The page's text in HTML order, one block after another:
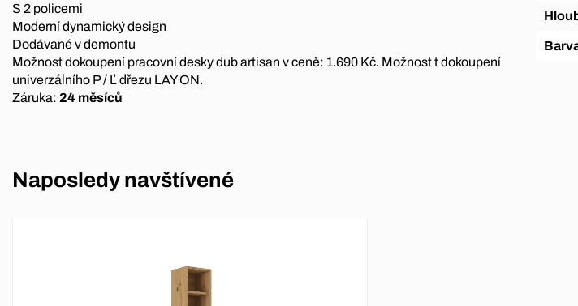
S 2 policemi
Moderní dynamický design
Dodávané v demontu
Možnost dokoupení pracovní desky dub artisan v ceně: 1.690 Kč. Možnost t dokoupení
univerzálního P / Ľ dřezu LAY ON.
Záruka: 24 měsíců
Naposledy navštívené